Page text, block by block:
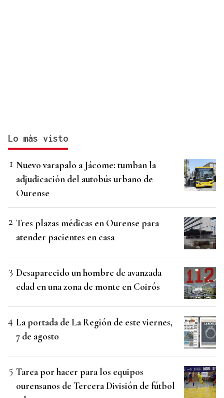
Lo más visto
Nuevo varapalo a Jácome: tumban la
adjudicación del autobús urbano de
Ourense
Tres plazas médicas en Ourense para
atender pacientes en casa
Desaparecido un hombre de avanzada
edad en una zona de monte en Coirós
La portada de La Región de este viernes,
7 de agosto
Tarea por hacer para los equipos
ourensanos de Tercera División de fútbol